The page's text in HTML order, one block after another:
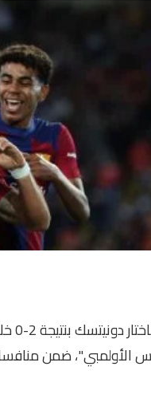
ضمن منافسات